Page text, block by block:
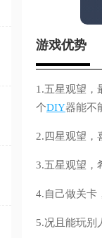
游戏优势
1.五星观望，
个DIY器能不
2.四星观望，
3.五星观望，
4.自己做关卡
5.况且能玩